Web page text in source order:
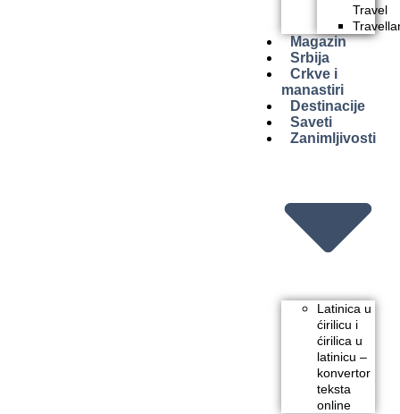
Travel
Magazin
Srbija
Crkve i
manastiri
Destinacije
Saveti
Zanimljivosti
Latinica u
ćirilicu i
ćirilica u
latinicu –
konvertor
teksta
online